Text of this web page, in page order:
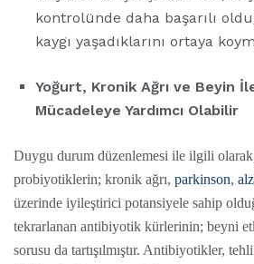
kontrolünde daha başarılı
kaygı yaşadıklarını ortaya
Yoğurt, Kronik Ağrı ve Beyin
Mücadeleye Yardımcı Olabilir
Duygu durum düzenlemesi ile ilgili olarak
probiyotiklerin; kronik ağrı, parkinson,
üzerinde iyileştirici potansiyele sahip
tekrarlanan antibiyotik kürlerinin; beyni
sorusu da tartışılmıştır. Antibiyotikler,